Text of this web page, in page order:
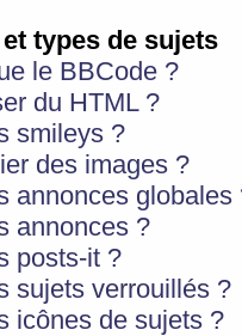
types de sujets
le BBCode ?
du HTML ?
smileys ?
des images ?
annonces globales
annonces ?
posts-it ?
sujets verrouillés ?
icônes de sujets ?